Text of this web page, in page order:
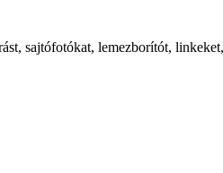
sajtófotókat, lemezborítót,